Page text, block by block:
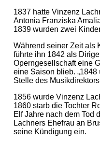
1837 hatte Vinzenz
Antonia Franziska
1839 wurden zwei
Während seiner Zeit als
führte ihn 1842 als
Operngesellschaft eine
eine Saison blieb.
Stelle des
1856 wurde Vinzenz
1860 starb die Tochter
Elf Jahre nach dem Tod
Lachners Ehefrau an
seine Kündigung ein.